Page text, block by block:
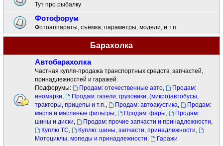
Тут про рыбалку
Фотофорум
Фотоаппараты, съёмка, параметры, модели, и т.п.
Барахолка
Автобарахолка
Частная купля-продажа транспортных средств, запчастей,
принадлежностей и гаражей.
Подфорумы:
Продам: отечественные авто,
Продам:
иномарки,
Продам: газели, грузовики, (микро)автобусы,
тракторы, прицепы и т.п., Продам: автоакустика,
Продам:
масла и масляные фильтры, Продам: фары,
Продам:
шины и диски, Продам: прочие запчасти и принадлежности,
Куплю ТС, Куплю: шины, запчасти, принадлежности,
Мотоциклы, мопеды и принадлежности, Гаражи